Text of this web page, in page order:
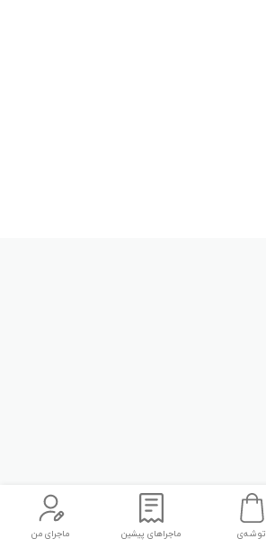
توشه‌ی ماجراهای پیشین ماجرای من